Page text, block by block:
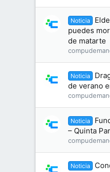
Noticia
puedes
de matarte
Noticia
de verano
Noticia
– Quinta
Noticia